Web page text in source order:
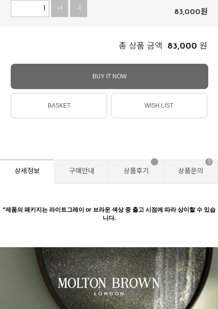
+1 -1 83,000원
총 상품 금액 83,000 원
BUY IT NOW
BASKET WISH LIST
상세정보 구매안내 상품후기 상품문의
2
*제품의 패키지는 라이트그레이 or 브라운 색상 중 출고 시점에 따라 상이할 수 있습
니다.